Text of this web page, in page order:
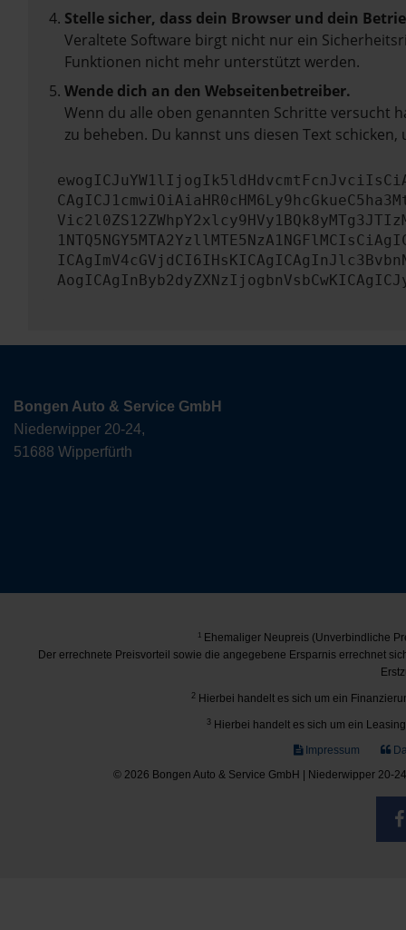
Stelle sicher, dass dein Browser und dein
Veraltete Software birgt nicht nur ein
Funktionen nicht mehr unterstützt werden.
Wende dich an den Webseitenbetreiber.
Wenn du alle oben genannten Schritte versucht
zu beheben. Du kannst uns diesen Text
Bongen Auto & Service GmbH
Niederwipper 20-24,
51688 Wipperfürth
1Ehemaliger Neupreis (Unverbindliche
Der errechnete Preisvorteil sowie die angegebene Ersparnis errechnet
2 Hierbei handelt es sich um ein
3 Hierbei handelt es sich um ein
Impressum
© 2026 Bongen Auto & Service GmbH | Niederwipper 20-